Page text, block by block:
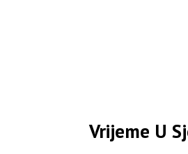
Vrijeme U